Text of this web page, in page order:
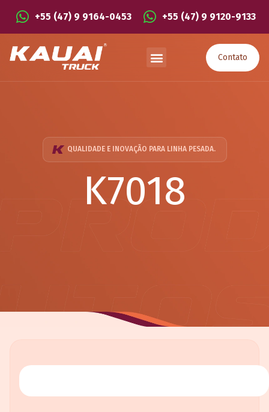
+55 (47) 9 9164-0453 +55 (47) 9 9120-9133
Contato
QUALIDADE E INOVAÇÃO PARA LINHA PESADA.
K7018